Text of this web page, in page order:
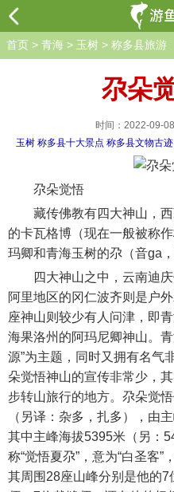
首页 > 青海 > 玉树 > 称多县旅游
尕朵
时间：2022-09-
玉树 称多县十大景点 称多县文物古迹
尕朵觉悟
藏传佛教有四大神山，西
的卡瓦格博（现在一般被称
玛卿和青海玉树的尕（音ga
四大神山之中，云南迪庆
阿里地区的冈仁波齐则是户
座神山则较少有人问津，即
海果洛州的阿玛尼卿神山。
源”为主题，同时又拥有名气
朵觉悟神山的宣传非常少，
步转山旅行的地方。尕朵觉
（另译：杂多，扎多），由
其中主峰海拔5395米（另：
称“觉悟夏尕”，意为“白圣客”
其周围28座山峰分别是他的7